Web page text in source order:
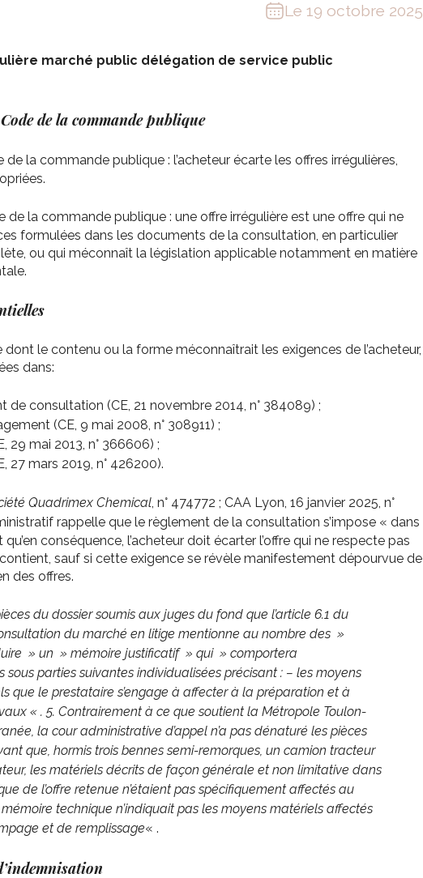
Le 19 octobre 2025
marché public délégation de service public
de la commande publique
de la commande publique : l’acheteur écarte les offres irrégulières,
de la commande publique : une offre irrégulière est une offre qui ne
formulées dans les documents de la consultation, en particulier
ou qui méconnaît la législation applicable notamment en matière
dont le contenu ou la forme méconnaîtrait les exigences de l’acheteur,
dans:
de consultation (CE, 21 novembre 2014, n° 384089) ;
(CE, 9 mai 2008, n° 308911 ) ;
29 mai 2013, n° 366606) ;
27 mars 2019, n° 426200).
Quadrimex Chemical , n° 474772 ; CAA Lyon, 16 janvier 2025, n°
rappelle que le règlement de la consultation s’impose « dans
conséquence, l’acheteur doit écarter l’offre qui ne respecte pas
contient, sauf si cette exigence se révèle manifestement dépourvue de
des offres.
du dossier soumis aux juges du fond que l’article 6.1 du
du marché en litige mentionne au nombre des »
» un » mémoire justificatif » qui » comportera
sous parties suivantes individualisées précisant : – les moyens
que le prestataire s’engage à affecter à la préparation et à
« . 5. Contrairement à ce que soutient la Métropole Toulon-
la cour administrative d’appel n’a pas dénaturé les pièces
que, hormis trois bennes semi-remorques, un camion tracteur
les matériels décrits de façon générale et non limitative dans
de l’offre retenue n’étaient pas spécifiquement affectés au
technique n’indiquait pas les moyens matériels affectés
et de remplissage« .